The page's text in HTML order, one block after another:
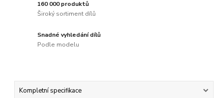
160 000 produktů
Široký sortiment dílů
Snadné vyhledání dílů
Podle modelu
Kompletní specifikace